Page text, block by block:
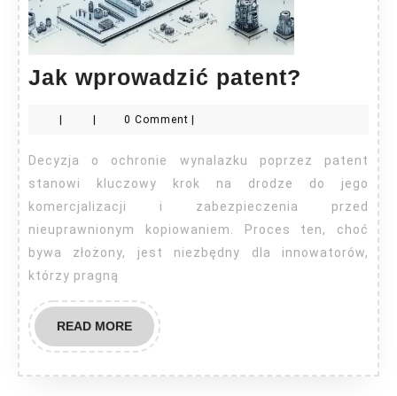
Jak wprowadzić patent?
patent?
0 Comment
Decyzja o ochronie wynalazku poprzez patent
stanowi kluczowy krok na drodze do jego
komercjalizacji i zabezpieczenia przed
nieuprawnionym kopiowaniem. Proces ten, choć
bywa złożony, jest niezbędny dla innowatorów,
którzy pragną
READ MOREREAD
MORE